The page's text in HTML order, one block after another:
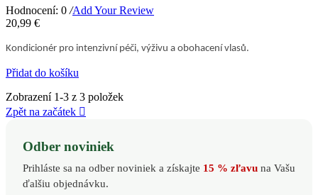
Hodnocení: 0 /Add Your Review
20,99 €
Kondicionér pro intenzivní péči, výživu a obohacení vlasů.
Přidat do košíku
Zobrazení 1-3 z 3 položek
Zpět na začátek 
Odber noviniek
Prihláste sa na odber noviniek a získajte 15 % zľavu na Vašu
ďalšiu objednávku.